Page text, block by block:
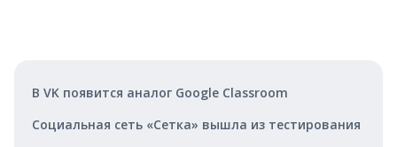
В VK появится аналог Google Classroom
Социальная сеть «Сетка» вышла из тестирования